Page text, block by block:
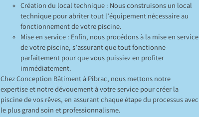
Création du local technique : Nous construisons un local
technique pour abriter tout l’équipement nécessaire au
fonctionnement de votre piscine.
Mise en service : Enfin, nous procédons à la mise en service
de votre piscine, s’assurant que tout fonctionne
parfaitement pour que vous puissiez en profiter
immédiatement.
Chez Conception Bâtiment à Pibrac, nous mettons notre
expertise et notre dévouement à votre service pour créer la
piscine de vos rêves, en assurant chaque étape du processus avec
le plus grand soin et professionnalisme.